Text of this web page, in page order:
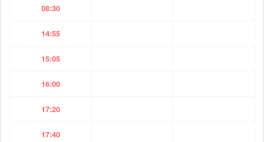
08:30
14:55
15:05
16:00
17:20
17:40